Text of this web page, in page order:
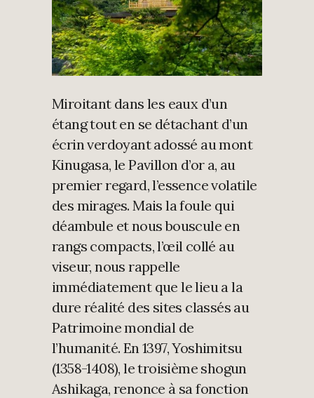
Miroitant dans les eaux d’un
étang tout en se détachant d’un
écrin verdoyant adossé au mont
Kinugasa, le Pavillon d’or a, au
premier regard, l’essence volatile
des mirages. Mais la foule qui
déambule et nous bouscule en
rangs compacts, l’œil collé au
viseur, nous rappelle
immédiatement que le lieu a la
dure réalité des sites classés au
Patrimoine mondial de
l’humanité. En 1397, Yoshimitsu
(1358-1408), le troisième shogun
Ashikaga, renonce à sa fonction